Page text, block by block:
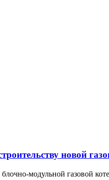
новой
модульной газовой